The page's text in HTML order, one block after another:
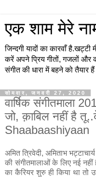
एक शाम मेरे
जिन्दगी यादों का कारवाँ है.खट्टी
करें अपने प्रिय गीतों, गजलों और
संगीत की धारा में बहने को तैयार
सोमवार, जनवरी 27, 2020
वार्षिक संगीतमाला
जो, क़ाबिल नहीं है
Shaabaashiyaan
अमित त्रिवेदी, अमिताभ
की संगीतमालाओं के लिए नई
का कैरियर शुरु ही किया था तो